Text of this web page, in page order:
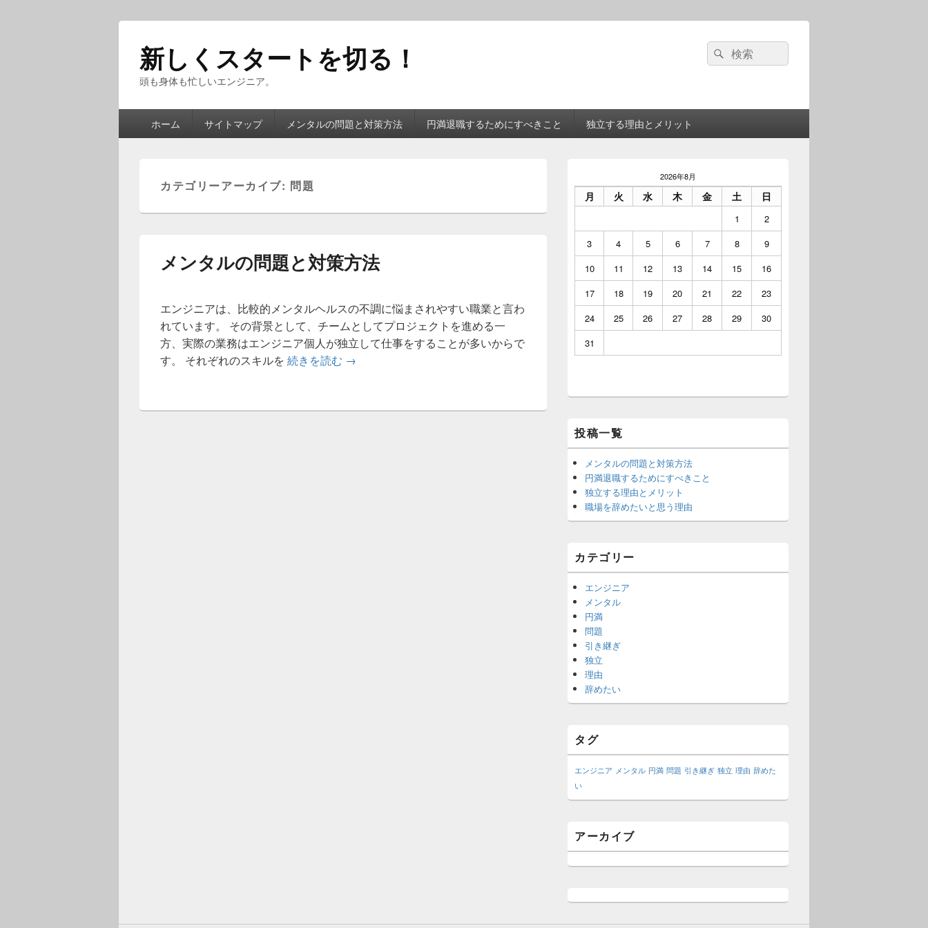
新しくスタートを切る！
頭も身体も忙しいエンジニア。
検
索:
検
索
ホーム サイトマップ メンタルの問題と対策方法 円満退職するためにすべきこと 独立する理由とメリット
カテゴリーアーカイブ: 問題
メンタルの問題と対策方法
エンジニアは、比較的メンタルヘルスの不調に悩まされやすい職業と言わ
れています。 その背景として、チームとしてプロジェクトを進める一
方、実際の業務はエンジニア個人が独立して仕事をすることが多いからで
す。 それぞれのスキルを 続きを読む メンタルの問題と対策方法
→
ン
2026年8月
月 火 水 木 金 土 日
1
2
3
4 5 6 7 8
9
10
11 12 13 14 15
16
17
18 19 20 21 22
23
24
25 26 27 28 29
30
31
投稿一覧
メンタルの問題と対策方法
円満退職するためにすべきこと
独立する理由とメリット
職場を辞めたいと思う理由
カテゴリー
エンジニア
メンタル
円満
問題
引き継ぎ
独立
理由
辞めたい
タグ
エンジニア メンタル 円満 問題 引き継ぎ 独立 理由 辞めた
い
アーカイブ